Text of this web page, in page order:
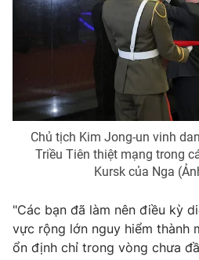
Liên hệ tòa soạn
THỜI BÁO VTV
Cơ quan chủ quản:Đài Truyền hình
Cơ quan báo chí:Thời báo VTV
Chủ tịch Kim Jong-un vinh
Triều Tiên thiệt mạng trong
Kursk của Nga
"Các bạn đã làm nên điều kỳ
vực rộng lớn nguy hiểm thành
ổn định chỉ trong vòng chưa